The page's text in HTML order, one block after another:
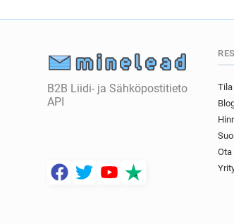
B2B Liidi- ja Sähköpostitieto
API
Ota